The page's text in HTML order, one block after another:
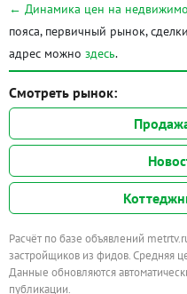
← Динамика цен на
пояса, первичный рынок,
адрес можно здесь.
Смотреть рынок:
Расчёт по базе объявлений
застройщиков из фидов. Средняя
Данные обновляются
публикации.